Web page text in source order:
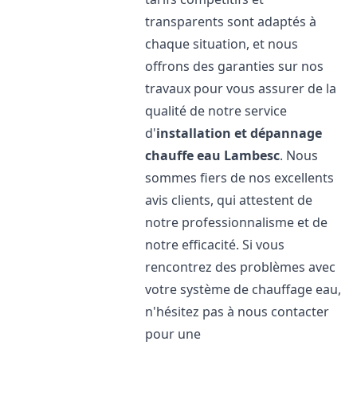
transparents sont adaptés à
chaque situation, et nous
offrons des garanties sur nos
travaux pour vous assurer de la
qualité de notre service
d'installation et dépannage
chauffe eau Lambesc. Nous
sommes fiers de nos excellents
avis clients, qui attestent de
notre professionnalisme et de
notre efficacité. Si vous
rencontrez des problèmes avec
votre système de chauffage eau,
n'hésitez pas à nous contacter
pour une